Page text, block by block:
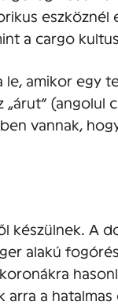
eszköznél
a cargo
amikor egy
(angolul
vannak,
készülnek. A
alakú
a hatalmas